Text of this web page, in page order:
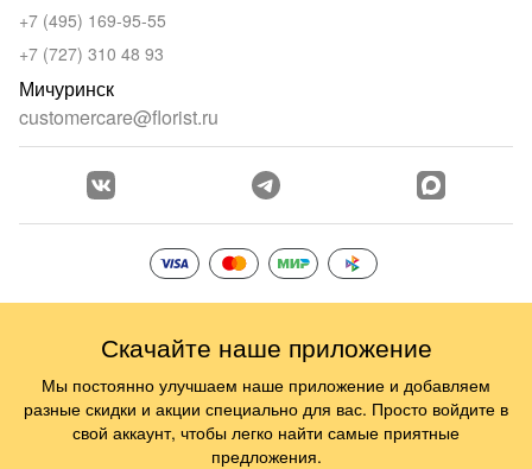
+7 (495) 169-95-55
+7 (727) 310 48 93
Мичуринск
customercare@florist.ru
Скачайте наше приложение
Мы постоянно улучшаем наше приложение и добавляем
разные скидки и акции специально для вас. Просто войдите в
свой аккаунт, чтобы легко найти самые приятные
предложения.